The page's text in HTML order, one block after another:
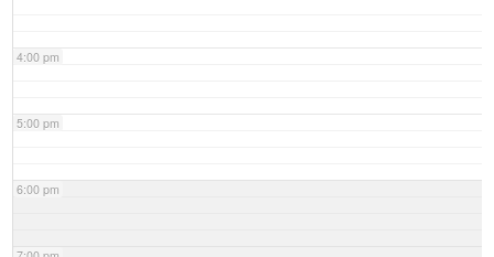
4:00 pm
5:00 pm
6:00 pm